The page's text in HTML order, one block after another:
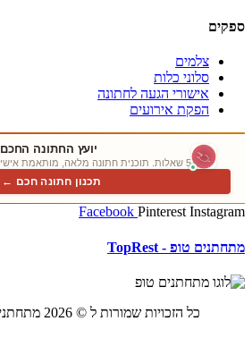
ספקים
צלמים
סלוני כלות
אישורי הגעה לחתונה
הפקת אירועים
יועץ החתונה החכם
5 שאלות. תוכנית חתונה מלאה, מותאמת אישית לכם — תוך פחות מדקה.
תכנון חתונה חכם ←
Facebook Pinterest Instagram
מתחתנים טופ - TopRest
כל הזכויות שמורות ל © 2026 מתחתנים טופ – TopRest